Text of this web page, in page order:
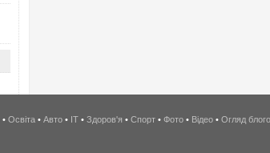
• Освіта • Авто • IT • Здоров'я • Спорт • Фото • Відео • Огляд